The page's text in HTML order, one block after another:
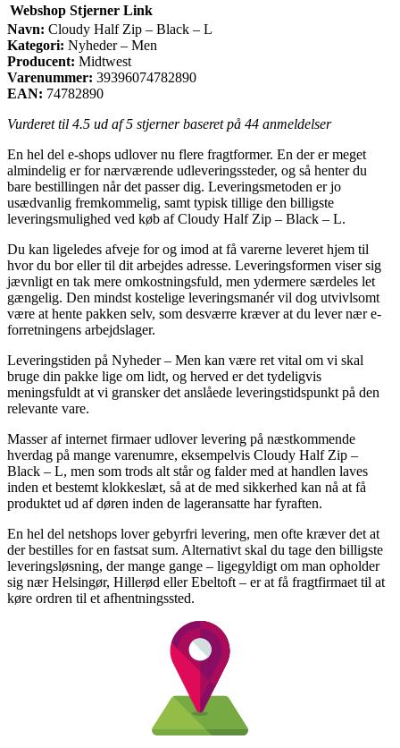
Webshop Stjerner Link
Navn: Cloudy Half Zip – Black – L
Kategori: Nyheder – Men
Producent: Midtwest
Varenummer: 39396074782890
EAN: 74782890
Vurderet til 4.5 ud af 5 stjerner baseret på 44 anmeldelser
En hel del e-shops udlover nu flere fragtformer. En der er meget
almindelig er for nærværende udleveringssteder, og så henter du
bare bestillingen når det passer dig. Leveringsmetoden er jo
usædvanlig fremkommelig, samt typisk tillige den billigste
leveringsmulighed ved køb af Cloudy Half Zip – Black – L.
Du kan ligeledes afveje for og imod at få varerne leveret hjem til
hvor du bor eller til dit arbejdes adresse. Leveringsformen viser sig
jævnligt en tak mere omkostningsfuld, men ydermere særdeles let
gængelig. Den mindst kostelige leveringsmanér vil dog utvivlsomt
være at hente pakken selv, som desværre kræver at du lever nær e-
forretningens arbejdslager.
Leveringstiden på Nyheder – Men kan være ret vital om vi skal
bruge din pakke lige om lidt, og herved er det tydeligvis
meningsfuldt at vi gransker det anslåede leveringstidspunkt på den
relevante vare.
Masser af internet firmaer udlover levering på næstkommende
hverdag på mange varenumre, eksempelvis Cloudy Half Zip –
Black – L, men som trods alt står og falder med at handlen laves
inden et bestemt klokkeslæt, så at de med sikkerhed kan nå at få
produktet ud af døren inden de lageransatte har fyraften.
En hel del netshops lover gebyrfri levering, men ofte kræver det at
der bestilles for en fastsat sum. Alternativt skal du tage den billigste
leveringsløsning, der mange gange – ligegyldigt om man opholder
sig nær Helsingør, Hillerød eller Ebeltoft – er at få fragtfirmaet til at
køre ordren til et afhentningssted.